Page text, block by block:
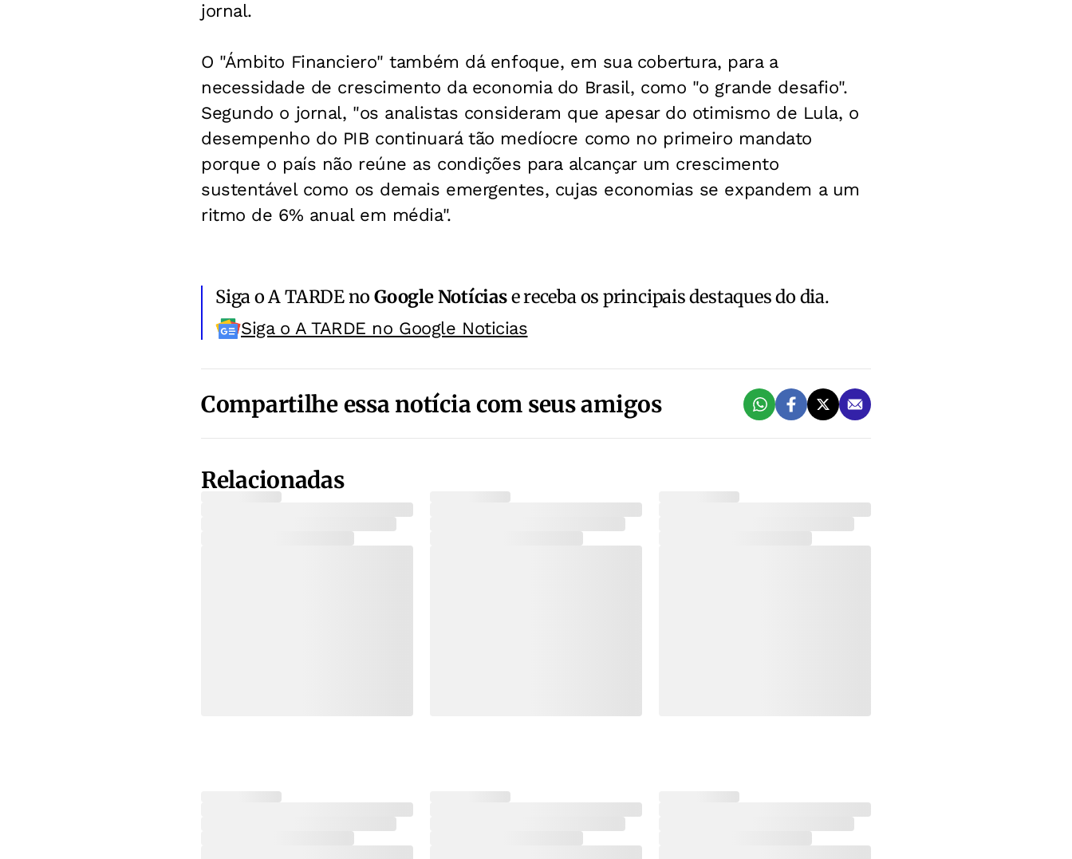
jornal.
O "Ámbito Financiero" também dá enfoque, em sua cobertura, para a
necessidade de crescimento da economia do Brasil, como "o grande desafio".
Segundo o jornal, "os analistas consideram que apesar do otimismo de Lula, o
desempenho do PIB continuará tão medíocre como no primeiro mandato
porque o país não reúne as condições para alcançar um crescimento
sustentável como os demais emergentes, cujas economias se expandem a um
ritmo de 6% anual em média".
Siga o A TARDE noGoogle Notíciase receba os principais destaques do dia.
Siga o A TARDE no Google Noticias
Compartilhe essa notícia com seus amigos
Relacionadas